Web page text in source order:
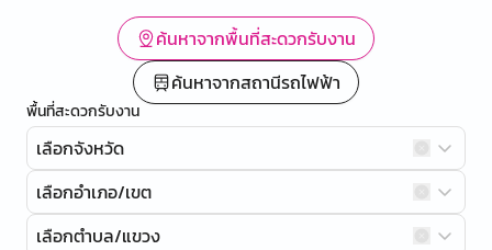
ค้นหาจากพื้นที่สะดวกรับงาน
ค้นหาจากสถานีรถไฟฟ้า
พื้นที่สะดวกรับงาน
เลือกจังหวัด
เลือกอำเภอ/เขต
เลือกตำบล/แขวง